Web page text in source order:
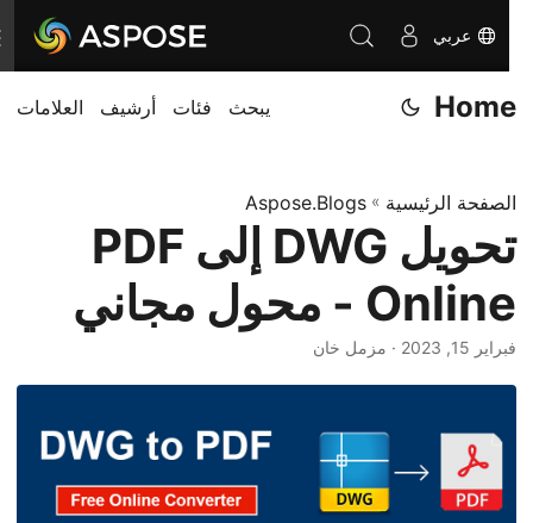
عربي
Home يبحث فئات أرشيف العلامات
الصفحة الرئيسية»
Aspose.Blogs
تحويل DWG إلى PDF
Online - محول مجاني
فبراير 15, 2023 · مزمل خان